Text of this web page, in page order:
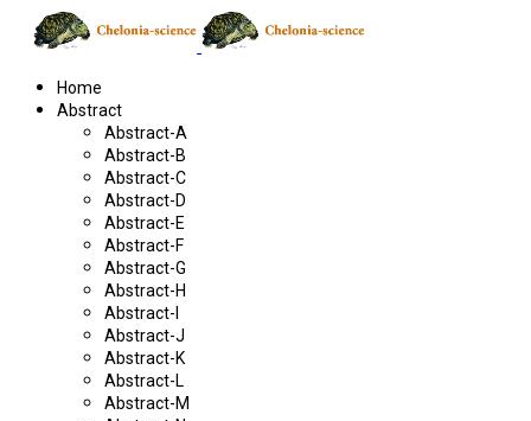
Home
Abstract
Abstract-A
Abstract-B
Abstract-C
Abstract-D
Abstract-E
Abstract-F
Abstract-G
Abstract-H
Abstract-I
Abstract-J
Abstract-K
Abstract-L
Abstract-M